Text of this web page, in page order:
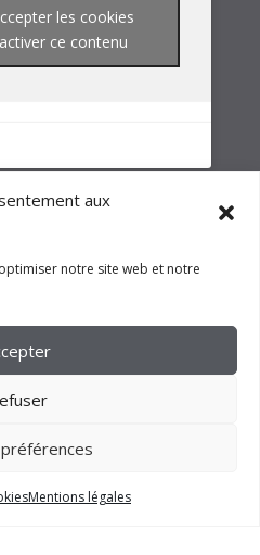
aux
notre site web et notre
Mentions légales